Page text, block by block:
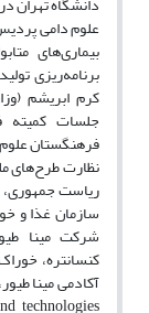
علوم دامی
بیماری‌های
برنامه‌ریزی
کرم ابریشم
جلسات کمیته
فرهنگستان
نظارت طرح‌های
ریاست
سازمان غذا و
شرکت مینا
کنسانتره،